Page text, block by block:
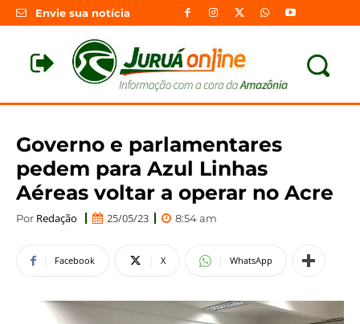
Envie sua notícia
Governo e parlamentares
pedem para Azul Linhas
Aéreas voltar a operar no Acre
Por Redação 25/05/23 8:54 am
Facebook X WhatsApp